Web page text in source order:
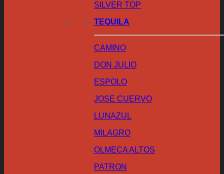
SILVER TOP
TEQUILA
CAMINO
DON JULIO
ESPOLO
JOSE CUERVO
LUNAZUL
MILAGRO
OLMECA ALTOS
PATRON